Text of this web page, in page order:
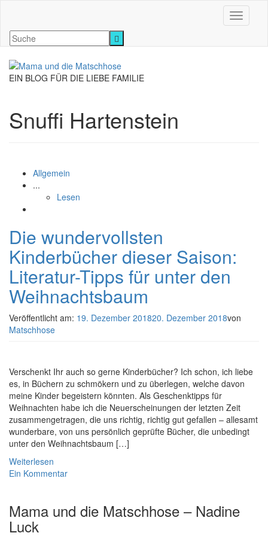
EIN BLOG FÜR DIE LIEBE FAMILIE
Snuffi Hartenstein
Allgemein
...
Lesen
Die wundervollsten
Kinderbücher dieser Saison:
Literatur-Tipps für unter den
Weihnachtsbaum
Veröffentlicht am: 19. Dezember 201820. Dezember 2018von
Matschhose
Verschenkt Ihr auch so gerne Kinderbücher? Ich schon, ich liebe
es, in Büchern zu schmökern und zu überlegen, welche davon
meine Kinder begeistern könnten. Als Geschenktipps für
Weihnachten habe ich die Neuerscheinungen der letzten Zeit
zusammengetragen, die uns richtig, richtig gut gefallen – allesamt
wunderbare, von uns persönlich geprüfte Bücher, die unbedingt
unter den Weihnachtsbaum […]
Weiterlesen
Ein Kommentar
Mama und die Matschhose – Nadine
Luck